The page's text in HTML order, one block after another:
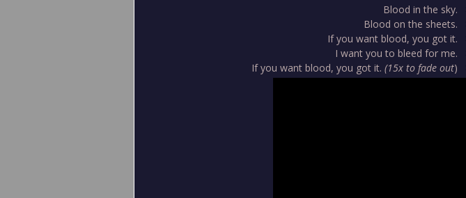
Blood in the sky.
Blood on the sheets.
If you want blood, you got it.
I want you to bleed for me.
If you want blood, you got it. (15x to fade out)